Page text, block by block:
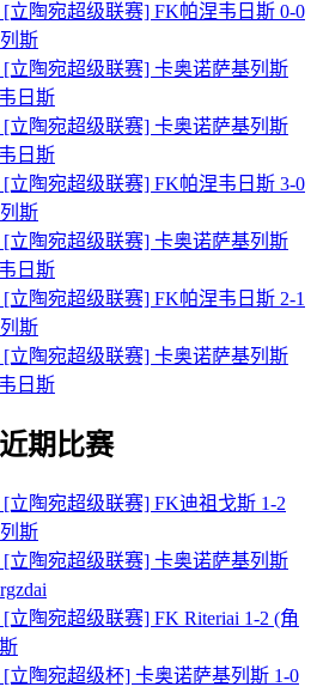
[立陶宛超级联赛] FK帕涅韦日斯 0-0
斯
[立陶宛超级联赛] 卡奥诺萨基列斯
日斯
[立陶宛超级联赛] 卡奥诺萨基列斯
日斯
[立陶宛超级联赛] FK帕涅韦日斯 3-0
斯
[立陶宛超级联赛] 卡奥诺萨基列斯
日斯
[立陶宛超级联赛] FK帕涅韦日斯 2-1
斯
[立陶宛超级联赛] 卡奥诺萨基列斯
日斯
期比赛
[立陶宛超级联赛] FK迪祖戈斯 1-2
斯
[立陶宛超级联赛] 卡奥诺萨基列斯
[立陶宛超级联赛] FK Riteriai 1-2 (角
[立陶宛超级杯] 卡奥诺萨基列斯 1-0